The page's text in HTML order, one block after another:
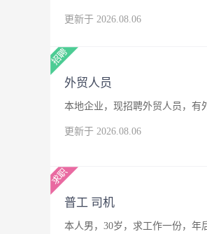
更新于 2026.08.06
外贸人员
本地企业，现招聘外贸人员，有
更新于 2026.08.06
普工 司机
本人男，30岁，求工作一份，年